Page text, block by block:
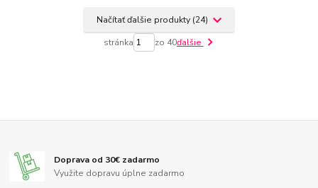
Načítať ďalšie produkty (24)
stránka zo 40ďalšie
Doprava od 30€ zadarmo
Využite dopravu úplne zadarmo